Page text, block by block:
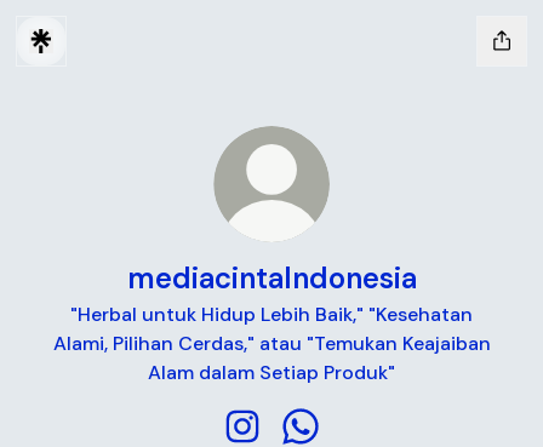
mediacintaIndonesia
"Herbal untuk Hidup Lebih Baik," "Kesehatan
Alami, Pilihan Cerdas," atau "Temukan Keajaiban
Alam dalam Setiap Produk"